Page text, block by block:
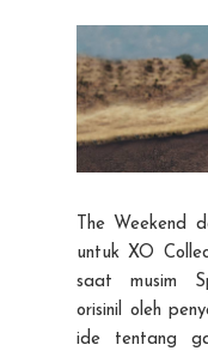
The Weekend
untuk XO
saat musim
orisinil oleh
ide tentang